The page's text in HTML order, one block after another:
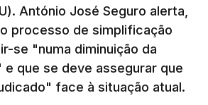
António José Seguro alerta,
processo de simplificação
se "numa diminuição da
que se deve assegurar que
face à situação atual.